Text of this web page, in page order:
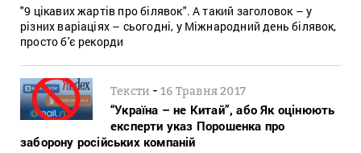
"9 цікавих жартів про білявок". А такий заголовок – у
різних варіаціях – сьогодні, у Міжнародний день білявок,
просто б'є рекорди
Тексти -16 Травня 2017
“Україна – не Китай”, або Як оцінюють
експерти указ Порошенка про
заборону російських компаній